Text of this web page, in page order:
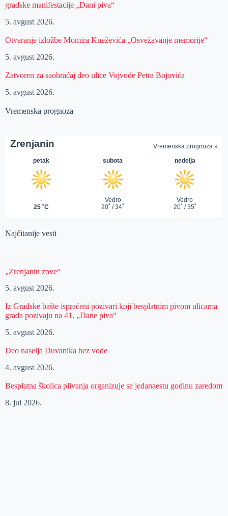
gradske manifestacije „Dani piva“
5. avgust 2026.
Otvaranje izložbe Momira Kneževića „Osvežavanje memorije“
5. avgust 2026.
Zatvoren za saobraćaj deo ulice Vojvode Petra Bojovića
5. avgust 2026.
Vremenska prognoza
Najčitanije vesti
„Zrenjanin zove“
5. avgust 2026.
Iz Gradske bašte ispraćeni pozivari koji besplatnim pivom ulicama
grada pozivaju na 41. „Dane piva“
5. avgust 2026.
Deo naselja Duvanika bez vode
4. avgust 2026.
Besplatna školica plivanja organizuje se jedanaestu godinu zaredom
8. jul 2026.